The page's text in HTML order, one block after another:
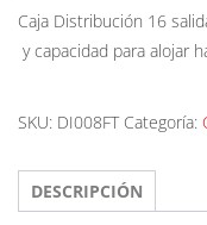
Caja Distribución 16
y capacidad para alojar
SKU: DI008FT Categoría:
DESCRIPCIÓN